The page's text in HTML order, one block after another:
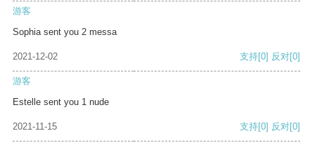
游客
Sophia sent you 2 messa
2021-12-02 支持[0] 反对[0]
游客
Estelle sent you 1 nude
2021-11-15 支持[0] 反对[0]